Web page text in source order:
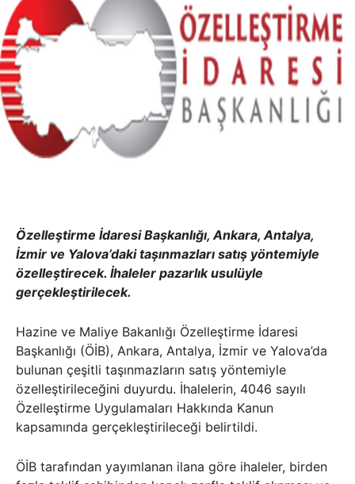
Özelleştirme İdaresi Başkanlığı, Ankara, Antalya,
İzmir ve Yalova’daki taşınmazları satış yöntemiyle
özelleştirecek. İhaleler pazarlık usulüyle
gerçekleştirilecek.
Hazine ve Maliye Bakanlığı Özelleştirme İdaresi
Başkanlığı (ÖİB), Ankara, Antalya, İzmir ve Yalova’da
bulunan çeşitli taşınmazların satış yöntemiyle
özelleştirileceğini duyurdu. İhalelerin, 4046 sayılı
Özelleştirme Uygulamaları Hakkında Kanun
kapsamında gerçekleştirileceği belirtildi.
ÖİB tarafından yayımlanan ilana göre ihaleler, birden